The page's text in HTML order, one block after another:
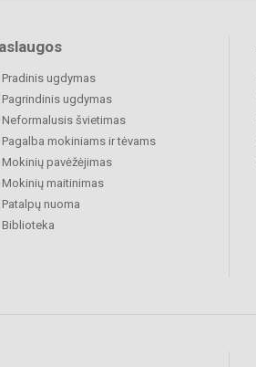
Pradinis ugdymas
Pagrindinis ugdymas
Neformalusis švietimas
Pagalba mokiniams ir tėvams
Mokinių pavėžėjimas
Mokinių maitinimas
Patalpų nuoma
Biblioteka